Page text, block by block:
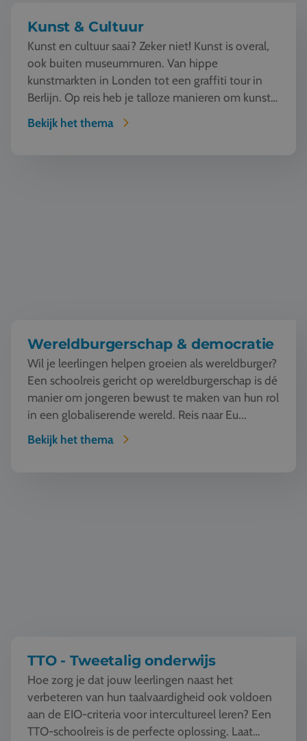
Kunst & Cultuur
Kunst en cultuur saai? Zeker niet! Kunst is overal,
ook buiten museummuren. Van hippe
kunstmarkten in Londen tot een graffiti tour in
Berlijn. Op reis heb je talloze manieren om kunst
te beleven en...
Bekijk het thema
Wereldburgerschap & democratie
Wil je leerlingen helpen groeien als wereldburger?
Een schoolreis gericht op wereldburgerschap is dé
manier om jongeren bewust te maken van hun rol
in een globaliserende wereld. Reis naar Eu...
Bekijk het thema
TTO - Tweetalig onderwijs
Hoe zorg je dat jouw leerlingen naast het
verbeteren van hun taalvaardigheid ook voldoen
aan de EIO-criteria voor intercultureel leren? Een
TTO-schoolreis is de perfecte oplossing. Laat